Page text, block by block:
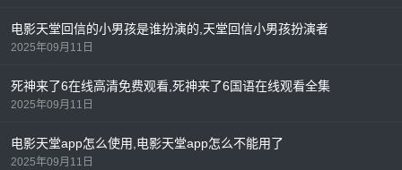
电影天堂回信的小男孩是谁扮演的,天堂回信小男孩扮演者
2025年09月11日
死神来了6在线高清免费观看,死神来了6国语在线观看全集
2025年09月11日
电影天堂app怎么使用,电影天堂app怎么不能用了
2025年09月11日